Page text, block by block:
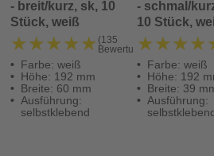
- breit/kurz, sk, 10
Stück, weiß
★★★★★
★★★★★ (135
Bewertungen)
Farbe: weiß
Höhe: 192 mm
Breite: 60 mm
Ausführung:
selbstklebend
- schmal/
10 Stück,
Farbe: weiß
Höhe: 192
Breite: 39
Ausführung: